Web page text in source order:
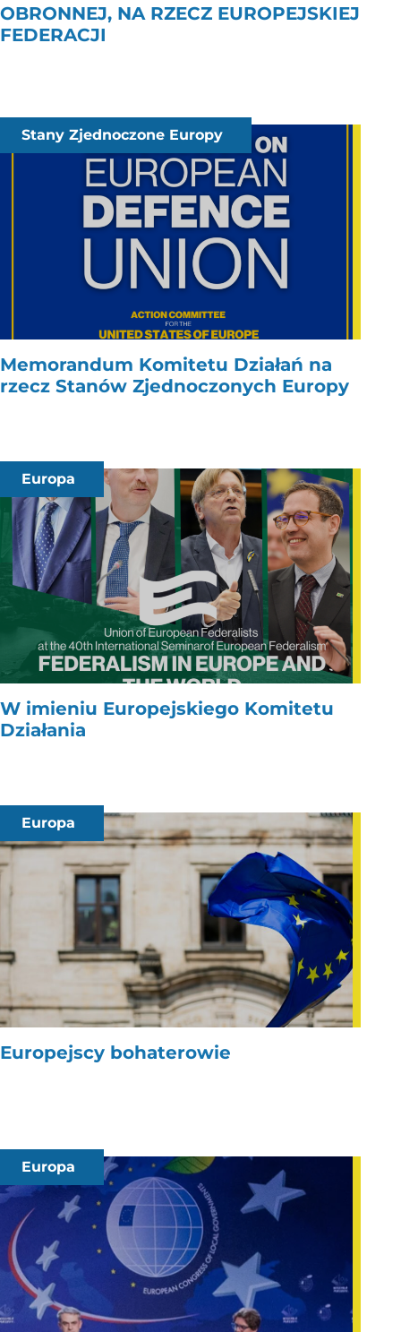
OBRONNEJ, NA RZECZ EUROPEJSKIEJ
FEDERACJI
Stany Zjednoczone Europy
Memorandum Komitetu Działań na
rzecz Stanów Zjednoczonych Europy
Europa
W imieniu Europejskiego Komitetu
Działania
Europa
Europejscy bohaterowie
Europa